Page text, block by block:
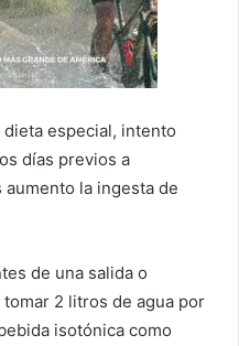
especial, intento
días previos a
la ingesta de
de una salida o
2 litros de agua por
isotónica como